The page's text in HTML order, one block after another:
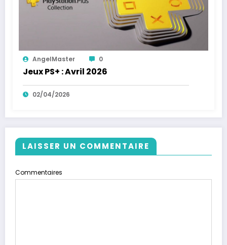
AngelMaster 0
Jeux PS+ : Avril 2026
02/04/2026
LAISSER UN COMMENTAIRE
Commentaires